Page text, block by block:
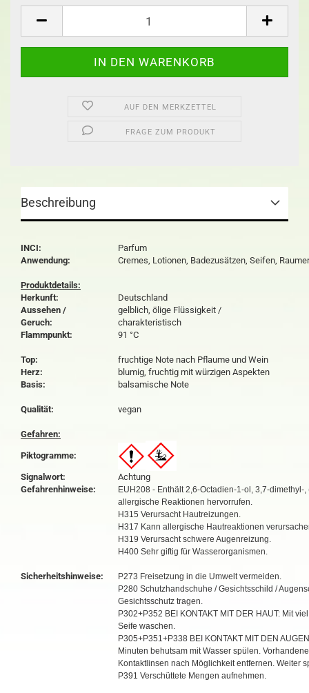
AUF DEN MERKZETTEL
FRAGE ZUM PRODUKT
Beschreibung
INCI:
Parfum
Anwendung:
Cremes, Lotionen, Badezusätzen, Seifen,
Produktdetails:
Herkunft:
Deutschland
Aussehen /
Geruch:
gelblich, ölige Flüssigkeit /
charakteristisch
Flammpunkt:
91 °C
Top:
fruchtige Note nach Pflaume und Wein
Herz:
blumig, fruchtig mit würzigen Aspekten
Basis:
balsamische Note
Qualität: vegan
Gefahren:
Piktogramme:
Signalwort:
Achtung
Gefahrenhinweise:
EUH208 - Enthält 2,6-Octadien-1-ol, 3,7-dimethyl-,
allergische Reaktionen hervorrufen.
H315 Verursacht Hautreizungen.
H317 Kann allergische Hautreaktionen
H319 Verursacht schwere Augenreizung.
H400 Sehr giftig für Wasserorganismen.
Sicherheitshinweise:
P273 Freisetzung in die Umwelt vermeiden.
P280 Schutzhandschuhe / Gesichtsschild /
Gesichtsschutz tragen.
P302+P352 BEI KONTAKT MIT DER HAUT: Mit
Seife waschen.
P305+P351+P338 BEI KONTAKT MIT DEN
Minuten behutsam mit Wasser spülen. Vorhandene
Kontaktlinsen nach Möglichkeit entfernen. Weiter
P391 Verschüttete Mengen aufnehmen.